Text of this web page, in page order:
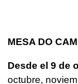
MESA DO
Desde el 9 de
octubre,